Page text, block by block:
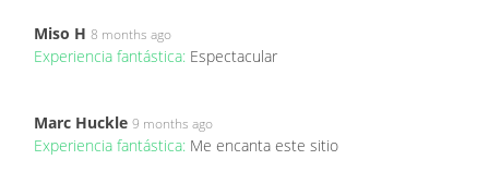
Miso H 8 months ago
Experiencia fantástica: Espectacular
Marc Huckle 9 months ago
Experiencia fantástica: Me encanta este sitio